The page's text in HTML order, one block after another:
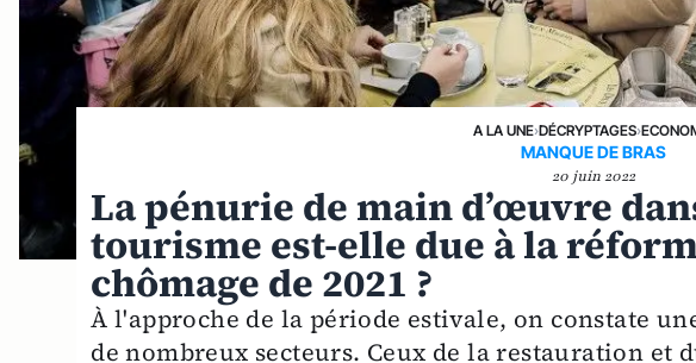
A LA UNE›DÉCRYPTAGES›
MANQUE DE BRAS
20 juin 2022
La pénurie de main d’œuvre
tourisme est-elle due à la
chômage de 2021 ?
À l'approche de la période estivale, on constate
de nombreux secteurs. Ceux de la restauration